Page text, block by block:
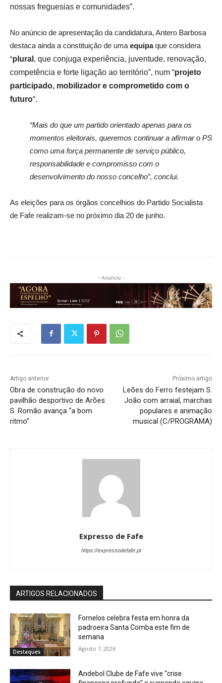
nossas freguesias e comunidades”.
No anúncio de apresentação da candidatura, Antero Barbosa
destaca ainda a constituição de uma equipaque considera
“plural , que conjuga experiência, juventude, renovação,
competência e forte ligação ao território”, num “projeto
participado, mobilizador e comprometido com o
futuro“.
“Mais do que um partido orientado apenas para os
momentos eleitorais, queremos continuar a afirmar o PS
como uma força permanente de serviço público,
responsabilidade e compromisso com o
desenvolvimento do nosso concelho”, conclui.
As eleições para os órgãos concelhios do Partido Socialista
de Fafe realizam-se no próximo dia 20 de junho.
- Anúncio -
Artigo anterior
Obra de construção do novo
pavilhão desportivo de Arões
S. Romão avança “a bom
ritmo”
Próximo artigo
Leões do Ferro festejam S.
João com arraial, marchas
populares e animação
musical (C/PROGRAMA)
Expresso de Fafe
https://expressodefafe.pt
ARTIGOS RELACIONADOS
Destaques
Fornelos celebra festa em honra da
padroeira Santa Comba este fim de
semana
Agosto 7, 2026
Andebol Clube de Fafe vive “crise